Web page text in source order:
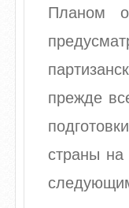
Планом
прежде
страны на